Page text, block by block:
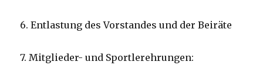
6. Entlastung des Vorstandes und der Beiräte
7. Mitglieder- und Sportlerehrungen: